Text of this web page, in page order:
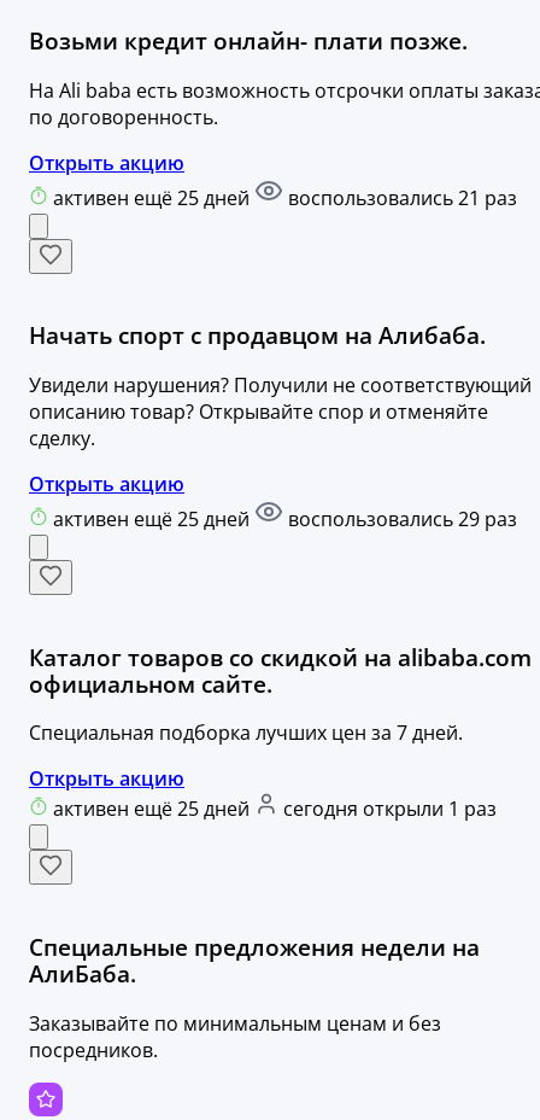
Возьми кредит онлайн- плати позже.
На Ali baba есть возможность отсрочки оплаты
по договоренность.
Открыть акцию
активен ещё 25 дней
воспользовались 21 раз
Начать спорт с продавцом на Алибаба.
Увидели нарушения? Получили не соответствующий
описанию товар? Открывайте спор и отменяйте
сделку.
Открыть акцию
активен ещё 25 дней
воспользовались 29 раз
Каталог товаров со скидкой на alibaba.com
официальном сайте.
Специальная подборка лучших цен за 7 дней.
Открыть акцию
активен ещё 25 дней
сегодня открыли 1 раз
Специальные предложения недели на
АлиБаба.
Заказывайте по минимальным ценам и без
посредников.